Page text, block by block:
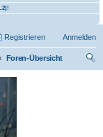
Anmelden
Registrieren
Foren-Übersicht